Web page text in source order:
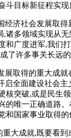
斗目标新征程实
经济社会发展取
诸多领域实现从
和广度进军,我们
了许多事关长远
展取得的重大成
启全面建设社会
核突破,或是民生
的唯一正确道路
和国家事业取得
大成就,既要看